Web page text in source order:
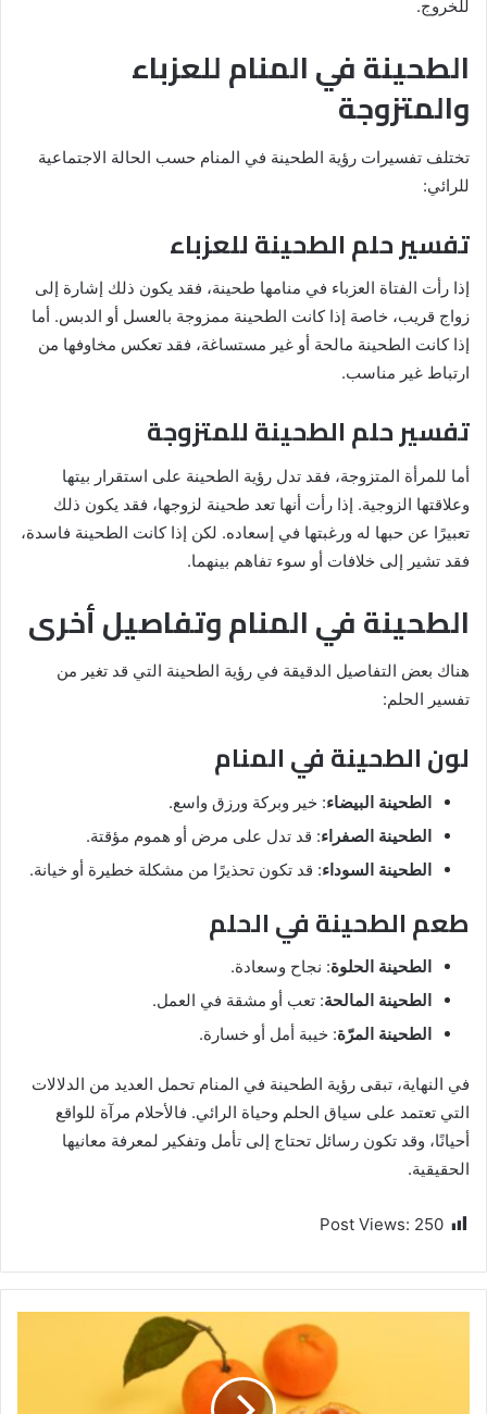
للخروج.
الطحينة في المنام للعزباء
والمتزوجة
تختلف تفسيرات رؤية الطحينة في المنام حسب الحالة الاجتماعية
للرائي:
تفسير حلم الطحينة للعزباء
إذا رأت الفتاة العزباء في منامها طحينة، فقد يكون ذلك إشارة إلى
زواج قريب، خاصة إذا كانت الطحينة ممزوجة بالعسل أو الدبس. أما
إذا كانت الطحينة مالحة أو غير مستساغة، فقد تعكس مخاوفها من
ارتباط غير مناسب.
تفسير حلم الطحينة للمتزوجة
أما للمرأة المتزوجة، فقد تدل رؤية الطحينة على استقرار بيتها
وعلاقتها الزوجية. إذا رأت أنها تعد طحينة لزوجها، فقد يكون ذلك
تعبيرًا عن حبها له ورغبتها في إسعاده. لكن إذا كانت الطحينة فاسدة،
فقد تشير إلى خلافات أو سوء تفاهم بينهما.
الطحينة في المنام وتفاصيل أخرى
هناك بعض التفاصيل الدقيقة في رؤية الطحينة التي قد تغير من
تفسير الحلم:
لون الطحينة في المنام
الطحينة البيضاء: خير وبركة ورزق واسع.
الطحينة الصفراء: قد تدل على مرض أو هموم مؤقتة.
الطحينة السوداء: قد تكون تحذيرًا من مشكلة خطيرة أو خيانة.
طعم الطحينة في الحلم
الطحينة الحلوة: نجاح وسعادة.
الطحينة المالحة: تعب أو مشقة في العمل.
الطحينة المرّة: خيبة أمل أو خسارة.
في النهاية، تبقى رؤية الطحينة في المنام تحمل العديد من الدلالات
التي تعتمد على سياق الحلم وحياة الرائي. فالأحلام مرآة للواقع
أحيانًا، وقد تكون رسائل تحتاج إلى تأمل وتفكير لمعرفة معانيها
الحقيقية.
Post Views: 250